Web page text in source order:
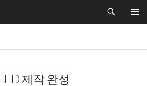
제작 완성